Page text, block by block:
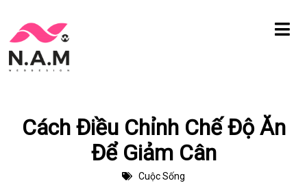
Chuyển
tới
Cách Điều Chỉnh Chế Độ Ăn
Để Giảm Cân
Cuộc Sống